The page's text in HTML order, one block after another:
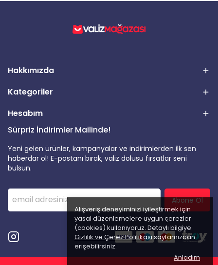
Alışveriş deneyiminizi iyileştirmek için
yasal düzenlemelere uygun çerezler
(cookies) kullanıyoruz. Detaylı bilgiye
Gizlilik ve Çerez Politikası sayfamızdan
erişebilirsiniz.
Anladım
Hakkımızda
Kategoriler
Hesabım
Sürpriz İndirimler Mailinde!
Yeni gelen ürünler, kampanyalar ve indirimlerden ilk sen
haberdar ol! E-postanı bırak, valiz dolusu fırsatlar seni
bulsun.
Abone Ol